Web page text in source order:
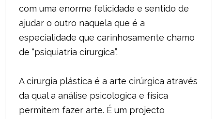
com uma enorme felicidade e sentido de
ajudar o outro naquela que é a
especialidade que carinhosamente chamo
de “psiquiatria cirurgica”.
A cirurgia plástica é a arte cirúrgica através
da qual a análise psicologica e física
permitem fazer arte. É um projecto